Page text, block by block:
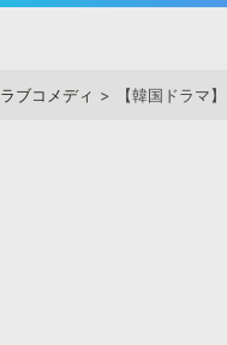
ラブコメディ 【韓国ドラマ